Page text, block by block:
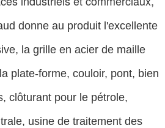
donne au produit l'excellente
la grille en acier de maille
plate-forme, couloir, pont, bien
clôturant pour le pétrole,
usine de traitement des